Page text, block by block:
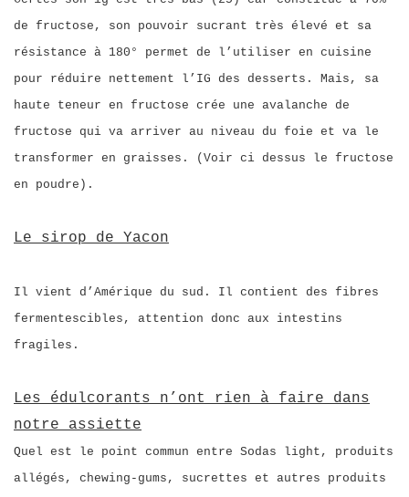
de fructose, son pouvoir sucrant très élevé et sa
résistance à 180° permet de l’utiliser en cuisine
pour réduire nettement l’IG des desserts. Mais, sa
haute teneur en fructose crée une avalanche de
fructose qui va arriver au niveau du foie et va le
transformer en graisses. (Voir ci dessus le fructose
en poudre).
Le sirop de Yacon
Il vient d’Amérique du sud. Il contient des fibres
fermentescibles, attention donc aux intestins
fragiles.
Les édulcorants n’ont rien à faire dans
notre assiette
Quel est le point commun entre Sodas light, produits
allégés, chewing-gums, sucrettes et autres produits